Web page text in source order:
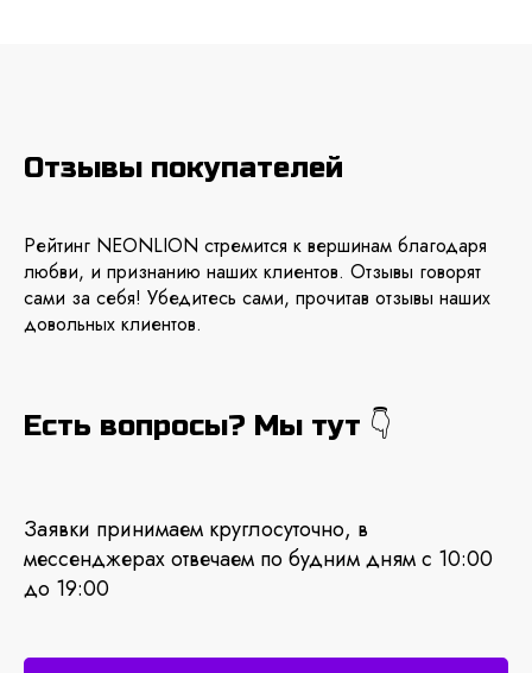
Отзывы покупателей
Рейтинг NEONLION стремится к вершинам благодаря
любви, и признанию наших клиентов. Отзывы говорят
сами за себя! Убедитесь сами, прочитав отзывы наших
довольных клиентов.
Есть вопросы? Мы тут 👇
Заявки принимаем круглосуточно, в
мессенджерах отвечаем по будним дням с 10:00
до 19:00